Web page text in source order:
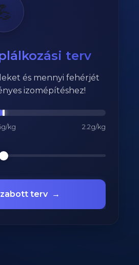
terv
és mennyi fehérjét
izomépítéshez!
kg 2.2g/kg
terv →